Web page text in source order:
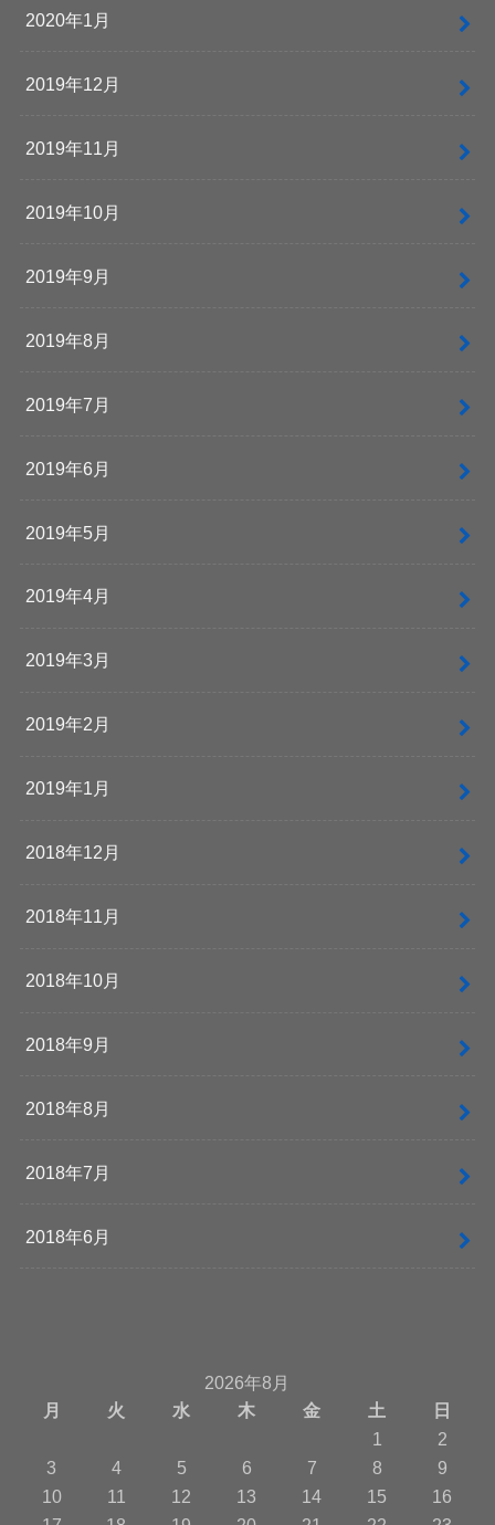
2020年1月
2019年12月
2019年11月
2019年10月
2019年9月
2019年8月
2019年7月
2019年6月
2019年5月
2019年4月
2019年3月
2019年2月
2019年1月
2018年12月
2018年11月
2018年10月
2018年9月
2018年8月
2018年7月
2018年6月
2026年8月
月
火 水 木 金 土
日
1
2
3
4 5 6 7 8
9
10
11 12 13 14 15
16